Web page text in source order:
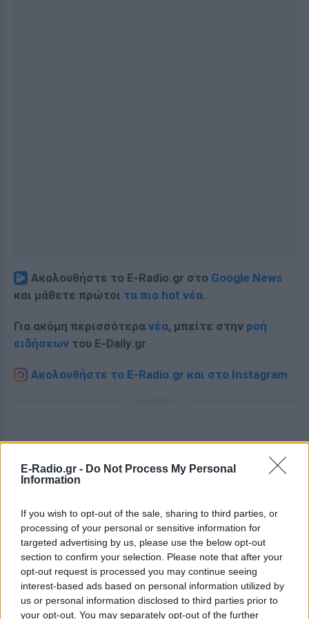
E-Radio.gr - Do Not Process My Personal
Information
If you wish to opt-out of the sale, sharing to third parties, or
processing of your personal or sensitive information for
targeted advertising by us, please use the below opt-out
section to confirm your selection. Please note that after your
opt-out request is processed you may continue seeing
interest-based ads based on personal information utilized by
us or personal information disclosed to third parties prior to
your opt-out. You may separately opt-out of the further
Ακολουθήστε το E-Radio.gr στο Google News
και μάθετε πρώτοι τα πιο hot νέα.
Για ακόμη περισσότερα νέα, μπείτε στην ροή
ειδήσεων του E-Daily.gr
Ακολουθήστε το E-Radio.gr και στο Instagram